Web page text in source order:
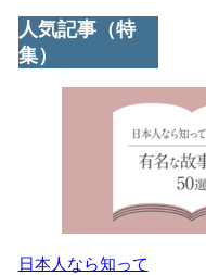
人気記事（特
集）
日本人なら知って